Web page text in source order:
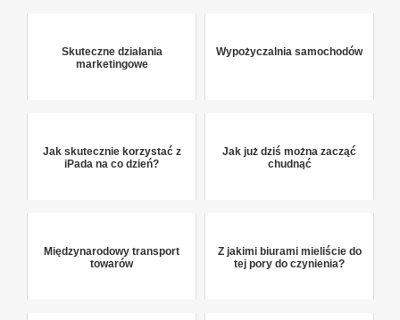
Skuteczne działania
marketingowe
Wypożyczalnia samochodów
Jak skutecznie korzystać z
iPada na co dzień?
Jak już dziś można zacząć
chudnąć
Międzynarodowy transport
towarów
Z jakimi biurami mieliście do
tej pory do czynienia?